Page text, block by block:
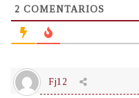
2 COMENTARIOS
Fj12